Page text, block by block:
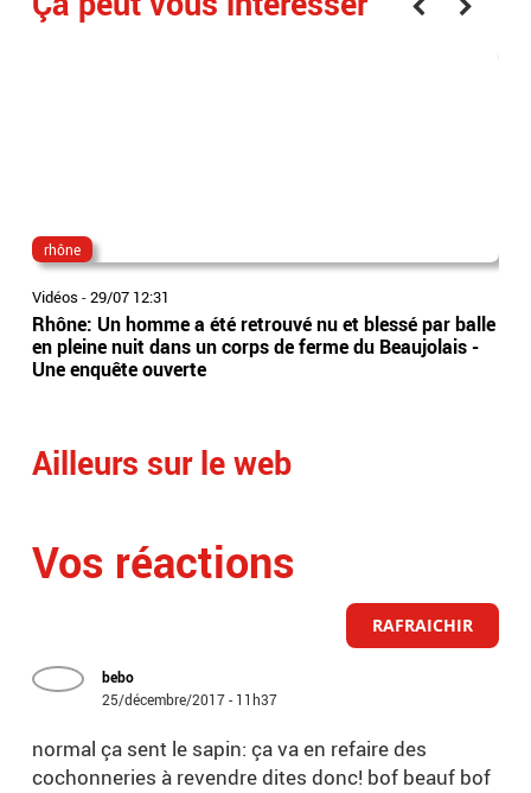
rhône
Vidéos -29/07 12:31
Rhône: Un homme a été retrouvé nu et blessé par balle
en pleine nuit dans un corps de ferme du Beaujolais -
Une enquête ouverte
Ailleurs sur le web
Vos réactions
RAFRAICHIR
bebo
25/décembre/2017 - 11h37
normal ça sent le sapin: ça va en refaire des
cochonneries à revendre dites donc! bof beauf bof